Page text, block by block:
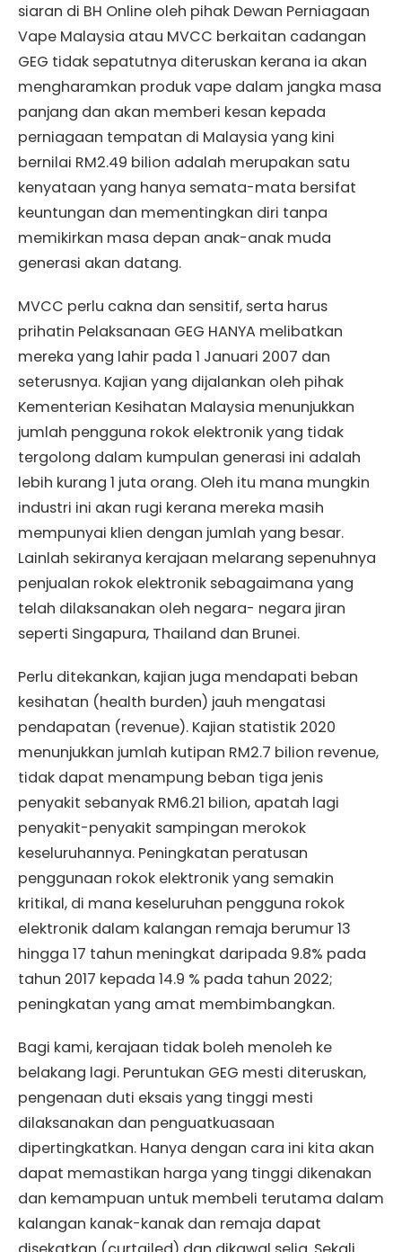
siaran di BH Online oleh pihak Dewan Perniagaan
Vape Malaysia atau MVCC berkaitan cadangan
GEG tidak sepatutnya diteruskan kerana ia akan
mengharamkan produk vape dalam jangka masa
panjang dan akan memberi kesan kepada
perniagaan tempatan di Malaysia yang kini
bernilai RM2.49 bilion adalah merupakan satu
kenyataan yang hanya semata-mata bersifat
keuntungan dan mementingkan diri tanpa
memikirkan masa depan anak-anak muda
generasi akan datang.
MVCC perlu cakna dan sensitif, serta harus
prihatin Pelaksanaan GEG HANYA melibatkan
mereka yang lahir pada 1 Januari 2007 dan
seterusnya. Kajian yang dijalankan oleh pihak
Kementerian Kesihatan Malaysia menunjukkan
jumlah pengguna rokok elektronik yang tidak
tergolong dalam kumpulan generasi ini adalah
lebih kurang 1 juta orang. Oleh itu mana mungkin
industri ini akan rugi kerana mereka masih
mempunyai klien dengan jumlah yang besar.
Lainlah sekiranya kerajaan melarang sepenuhnya
penjualan rokok elektronik sebagaimana yang
telah dilaksanakan oleh negara- negara jiran
seperti Singapura, Thailand dan Brunei.
Perlu ditekankan, kajian juga mendapati beban
kesihatan (health burden) jauh mengatasi
pendapatan (revenue). Kajian statistik 2020
menunjukkan jumlah kutipan RM2.7 bilion revenue,
tidak dapat menampung beban tiga jenis
penyakit sebanyak RM6.21 bilion, apatah lagi
penyakit-penyakit sampingan merokok
keseluruhannya. Peningkatan peratusan
penggunaan rokok elektronik yang semakin
kritikal, di mana keseluruhan pengguna rokok
elektronik dalam kalangan remaja berumur 13
hingga 17 tahun meningkat daripada 9.8% pada
tahun 2017 kepada 14.9 % pada tahun 2022;
peningkatan yang amat membimbangkan.
Bagi kami, kerajaan tidak boleh menoleh ke
belakang lagi. Peruntukan GEG mesti diteruskan,
pengenaan duti eksais yang tinggi mesti
dilaksanakan dan penguatkuasaan
dipertingkatkan. Hanya dengan cara ini kita akan
dapat memastikan harga yang tinggi dikenakan
dan kemampuan untuk membeli terutama dalam
kalangan kanak-kanak dan remaja dapat